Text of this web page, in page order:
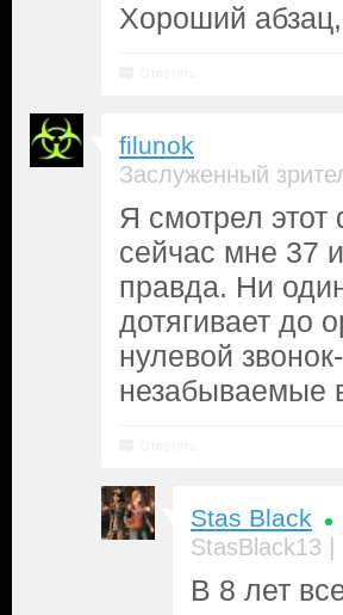
Хороший
filunok
Заслуженный
Я смотрел
сейчас мне 37
правда. Ни
дотягивает до
нулевой
незабываемые
Stas Black
StasBlack13 |
В 8 лет